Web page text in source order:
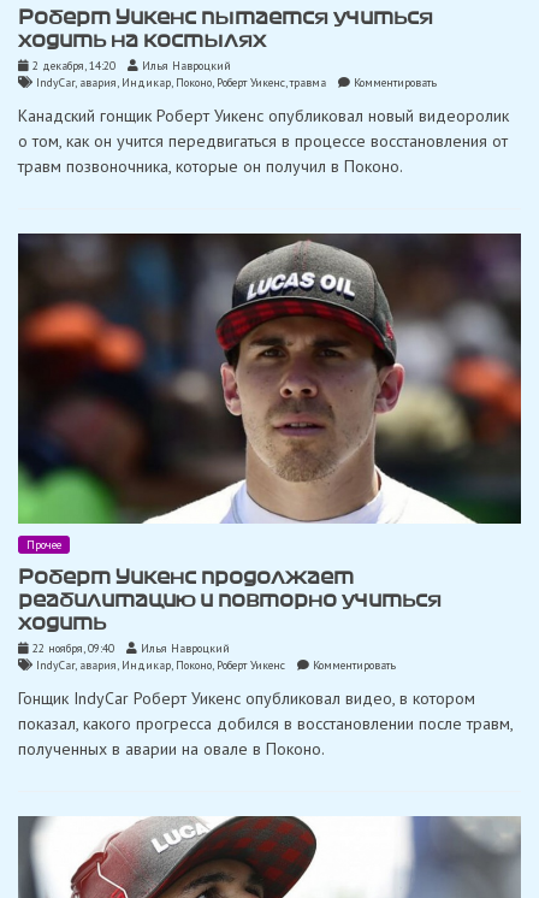
Роберт Уикенс пытается учиться
ходить на костылях
2 декабря, 14:20
Илья Навроцкий
IndyCar, авария, Индикар, Поконо, Роберт Уикенс,травма Комментироватьon
Уикенс
учиться
Канадский гонщик Роберт Уикенс опубликовал новый видеоролик
о том, как он учится передвигаться в процессе восстановления от
травм позвоночника, которые он получил в Поконо.
Прочее
Роберт Уикенс продолжает
реабилитацию и повторно учиться
ходить
22 ноября, 09:40
Илья Навроцкий
IndyCar, авария, Индикар, Поконо, Роберт Уикенс Комментироватьon
Уикенс
реабилитацию
Гонщик IndyCar Роберт Уикенс опубликовал видео, в котором
показал, какого прогресса добился в восстановлении после травм,
полученных в аварии на овале в Поконо.